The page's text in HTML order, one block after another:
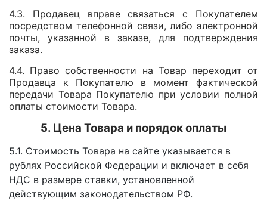
4.3. Продавец вправе связаться с Покупателем
посредством телефонной связи, либо электронной
почты, указанной в заказе, для подтверждения
заказа.
4.4. Право собственности на Товар переходит от
Продавца к Покупателю в момент фактической
передачи Товара Покупателю при условии полной
оплаты стоимости Товара.
5. Цена Товара и порядок оплаты
5.1. Стоимость Товара на сайте указывается в
рублях Российской Федерации и включает в себя
НДС в размере ставки, установленной
действующим законодательством РФ.